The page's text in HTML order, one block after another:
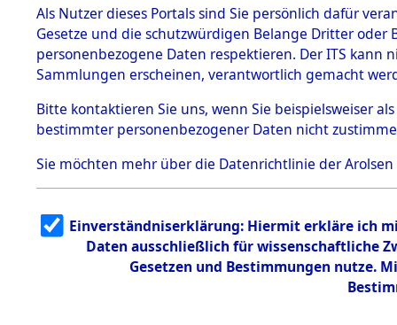
Effekten
1.2.9.1
Effekten aus
dem KZ
Dachau
1.2.9.2
Effekten aus
dem KZ
Bayerisches
1.2.9.3
Effekten aus
dem KZ
Neuengamm
Als Nutzer dieses Portals sind Sie persönlich dafür
Gesetze und die schutzwürdigen Belange Dritter
personenbezogene Daten respektieren. Der ITS
Sammlungen erscheinen, verantwortlich gemacht
Bitte kontaktieren Sie uns, wenn Sie beispielsweiser
bestimmter personenbezogener Daten nicht
Sie möchten mehr über die Datenrichtlinie der Arolsen
Einverständniserklärung: Hiermit erkläre ich
Daten ausschließlich für wissenschaftliche
Gesetzen und Bestimmungen nutze.